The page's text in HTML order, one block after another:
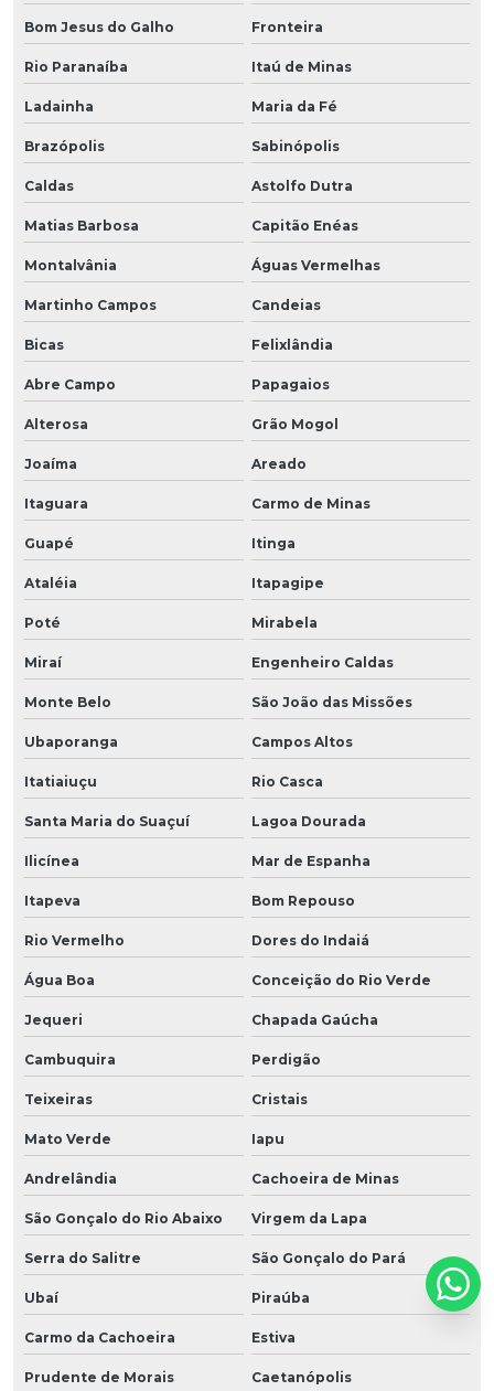
Bom Jesus do Galho Fronteira
Rio Paranaíba Itaú de Minas
Ladainha Maria da Fé
Brazópolis Sabinópolis
Caldas Astolfo Dutra
Matias Barbosa Capitão Enéas
Montalvânia Águas Vermelhas
Martinho Campos Candeias
Bicas Felixlândia
Abre Campo Papagaios
Alterosa Grão Mogol
Joaíma Areado
Itaguara Carmo de Minas
Guapé Itinga
Ataléia Itapagipe
Poté Mirabela
Miraí Engenheiro Caldas
Monte Belo São João das Missões
Ubaporanga Campos Altos
Itatiaiuçu Rio Casca
Santa Maria do Suaçuí Lagoa Dourada
Ilicínea Mar de Espanha
Itapeva Bom Repouso
Rio Vermelho Dores do Indaiá
Água Boa Conceição do Rio Verde
Jequeri Chapada Gaúcha
Cambuquira Perdigão
Teixeiras Cristais
Mato Verde Iapu
Andrelândia Cachoeira de Minas
São Gonçalo do Rio Abaixo Virgem da Lapa
Serra do Salitre São Gonçalo do Pará
Ubaí Piraúba
Carmo da Cachoeira Estiva
Prudente de Morais Caetanópolis